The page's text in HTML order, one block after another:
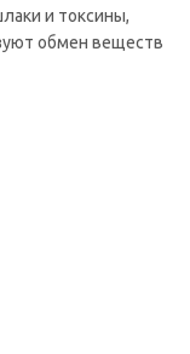
и токсины,
обмен веществ